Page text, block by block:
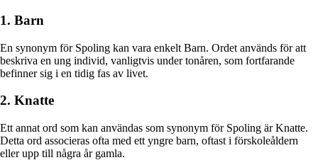
1. Barn
En synonym för Spoling kan vara enkelt Barn. Ordet används för att
beskriva en ung individ, vanligtvis under tonåren, som fortfarande
befinner sig i en tidig fas av livet.
2. Knatte
Ett annat ord som kan användas som synonym för Spoling är Knatte.
Detta ord associeras ofta med ett yngre barn, oftast i förskoleåldern
eller upp till några år gamla.